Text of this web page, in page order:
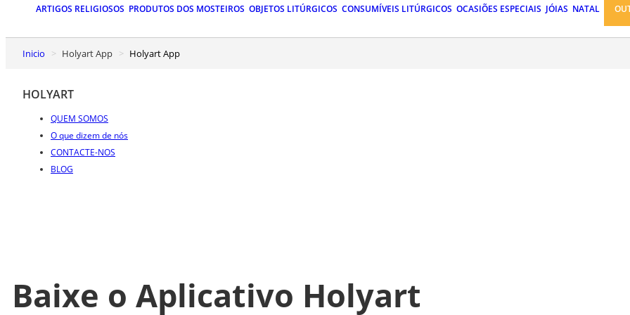
ARTIGOS RELIGIOSOS PRODUTOS DOS MOSTEIROS OBJETOS LITÚRGICOS CONSUMÍVEIS LITÚRGICOS OCASIÕES ESPECIAIS JÓIAS NATAL
Inicio Holyart App Holyart App
HOLYART
QUEM SOMOS
O que dizem de nós
CONTACTE-NOS
BLOG
Baixe o Aplicativo Holyart